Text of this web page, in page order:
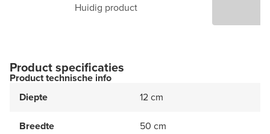
Huidig product
Product specificaties
Product technische info
Diepte
12 cm
Breedte 50 cm